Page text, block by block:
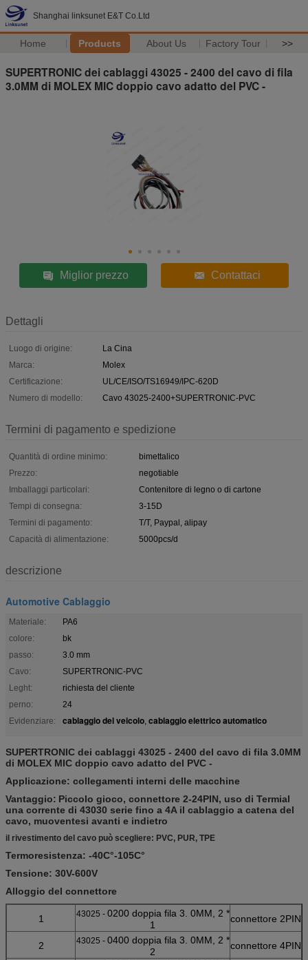
Shanghai linksunet E&T Co.Ltd
Home Products About Us Factory Tour >>
SUPERTRONIC dei cablaggi 43025 - 2400 del cavo di fila
3.0MM di MOLEX MIC doppio cavo adatto del PVC -
Miglior prezzo Contattaci
Dettagli
Luogo di origine:
La Cina
Marca:
Molex
Certificazione:
UL/CE/ISO/TS16949/IPC-620D
Numero di modello:
Cavo 43025-2400+SUPERTRONIC-PVC
Termini di pagamento e spedizione
Quantità di ordine minimo:
bimettalico
Prezzo:
negotiable
Imballaggi particolari:
Contenitore di legno o di cartone
Tempi di consegna:
3-15D
Termini di pagamento:
T/T, Paypal, alipay
Capacità di alimentazione:
5000pcs/d
descrizione
Automotive Cablaggio
Materiale:
PA6
colore:
bk
passo:
3.0 mm
Cavo:
SUPERTRONIC-PVC
Leght:
richiesta del cliente
perno:
24
Evidenziare:
cablaggio del veicolo, cablaggio elettrico automatico
SUPERTRONIC dei cablaggi 43025 - 2400 del cavo di fila 3.0MM
di MOLEX MIC doppio cavo adatto del PVC -
Applicazione: collegamenti interni delle macchine
Vantaggio: Piccolo gioco, connettore 2-24PIN, uso di Termial
una corrente di 43030 serie fino a 4A il cablaggio a catena del
cavo, muoventesi avanti e indietro
il rivestimento del cavo può scegliere: PVC, PUR, TPE
Termoresistenza: -40C°-105C°
Tensione: 30V-600V
Alloggio del connettore
1 43025 - 0200 doppia fila 3. 0MM, 2 *
1
connettore 2PIN
2 43025 - 0400 doppia fila 3. 0MM, 2 *
2
connettore 4PIN